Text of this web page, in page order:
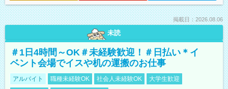
掲載日：2026.08.06
未読
＃1日4時間～OK＃未経験歓迎！＃日払い＊イ
ベント会場でイスや机の運搬のお仕事
アルバイト 職種未経験OK 社会人未経験OK
大学生歓迎